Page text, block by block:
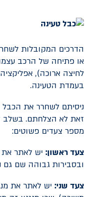
הדרכים המקובלות
או פתיחה של הרכב
לחיצה ארוכה),
בעמדת הטעינה.
ניסיתם לשחרר את הכבל
זאת לא הצלחתם. בשלב
מספר צעדים פשוטים:
צעד ראשון: יש לאתר
ובסבירות גבוהה שם גם
צעד שני: יש לאתר את